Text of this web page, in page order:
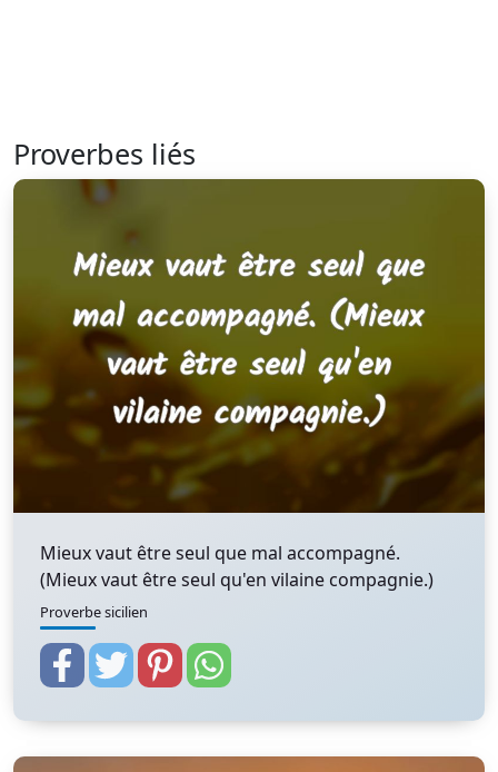
Proverbes liés
Mieux vaut être seul que mal accompagné.
(Mieux vaut être seul qu'en vilaine compagnie.)
Proverbe sicilien